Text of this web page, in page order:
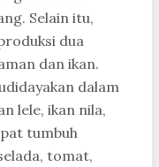
Selain itu,
dua
dan ikan.
dalam
lele, ikan nila,
tumbuh
tomat,